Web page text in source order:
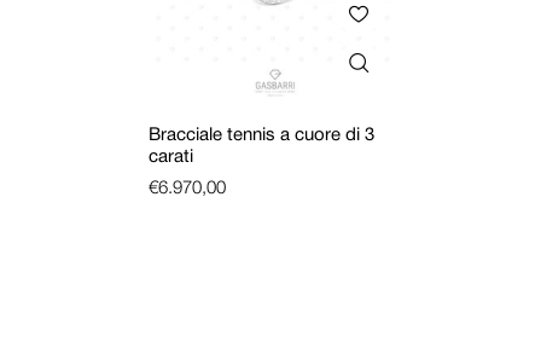
Bracciale tennis a cuore di 3
carati
€6.970,00